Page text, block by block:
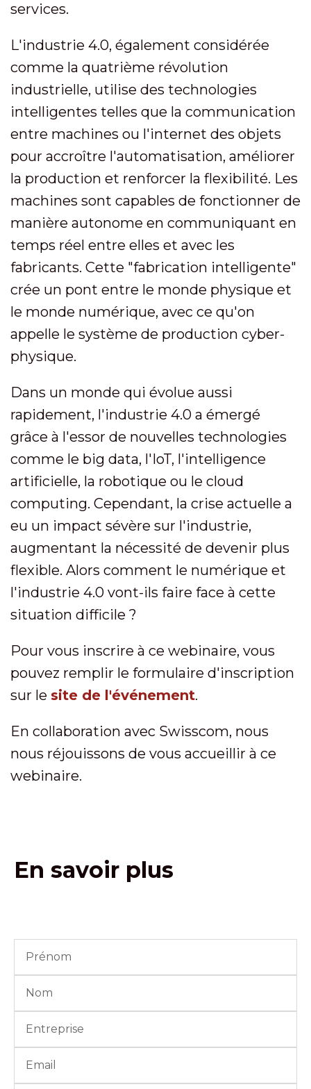
services.
L'industrie 4.0, également considérée
comme la quatrième révolution
industrielle, utilise des technologies
intelligentes telles que la communication
entre machines ou l'internet des objets
pour accroître l'automatisation, améliorer
la production et renforcer la flexibilité. Les
machines sont capables de fonctionner de
manière autonome en communiquant en
temps réel entre elles et avec les
fabricants. Cette "fabrication intelligente"
crée un pont entre le monde physique et
le monde numérique, avec ce qu'on
appelle le système de production cyber-
physique.
Dans un monde qui évolue aussi
rapidement, l'industrie 4.0 a émergé
grâce à l'essor de nouvelles technologies
comme le big data, l'IoT, l'intelligence
artificielle, la robotique ou le cloud
computing. Cependant, la crise actuelle a
eu un impact sévère sur l'industrie,
augmentant la nécessité de devenir plus
flexible. Alors comment le numérique et
l'industrie 4.0 vont-ils faire face à cette
situation difficile ?
Pour vous inscrire à ce webinaire, vous
pouvez remplir le formulaire d'inscription
sur le site de l'événement.
En collaboration avec Swisscom, nous
nous réjouissons de vous accueillir à ce
webinaire.
En savoir plus